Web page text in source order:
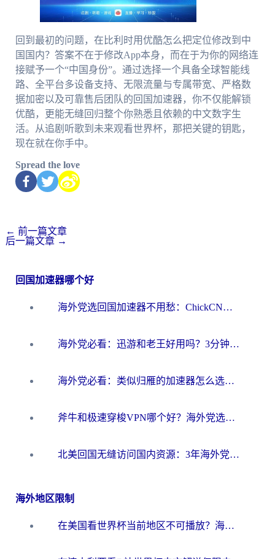
回到最初的问题，在比利时用优酷怎么把定位修改到中
国国内？答案不在于修改App本身，而在于为你的网络连
接赋予一个“中国身份”。通过选择一个具备全球智能线
路、全平台多设备支持、无限流量与专属带宽、严格数
据加密以及可靠售后团队的回国加速器，你不仅能解锁
优酷，更能无缝回归整个你熟悉且依赖的中文数字生
活。从追剧听歌到未来观看世界杯，那把关键的钥匙，
现在就在你手中。
Spread the love
← 前一篇文章
后一篇文章 →
回国加速器哪个好
海外党选回国加速器不用愁：ChickCN和洞见哪个好？一篇搞定所有疑问
海外党必看：迅游和老王好用吗？3分钟选对加速国内网络的加速器
海外党必看：类似归雁的加速器怎么选？一篇搞定无缝访问国内资源
斧牛和极速穿梭VPN哪个好？海外党选回国加速器必看的真实对比与避坑指南
北美回国无缝访问国内资源：3年海外党亲测的加速器选择指南
海外地区限制
在美国看世界杯当前地区不可播放？海外党体育观赛终极指南来了！